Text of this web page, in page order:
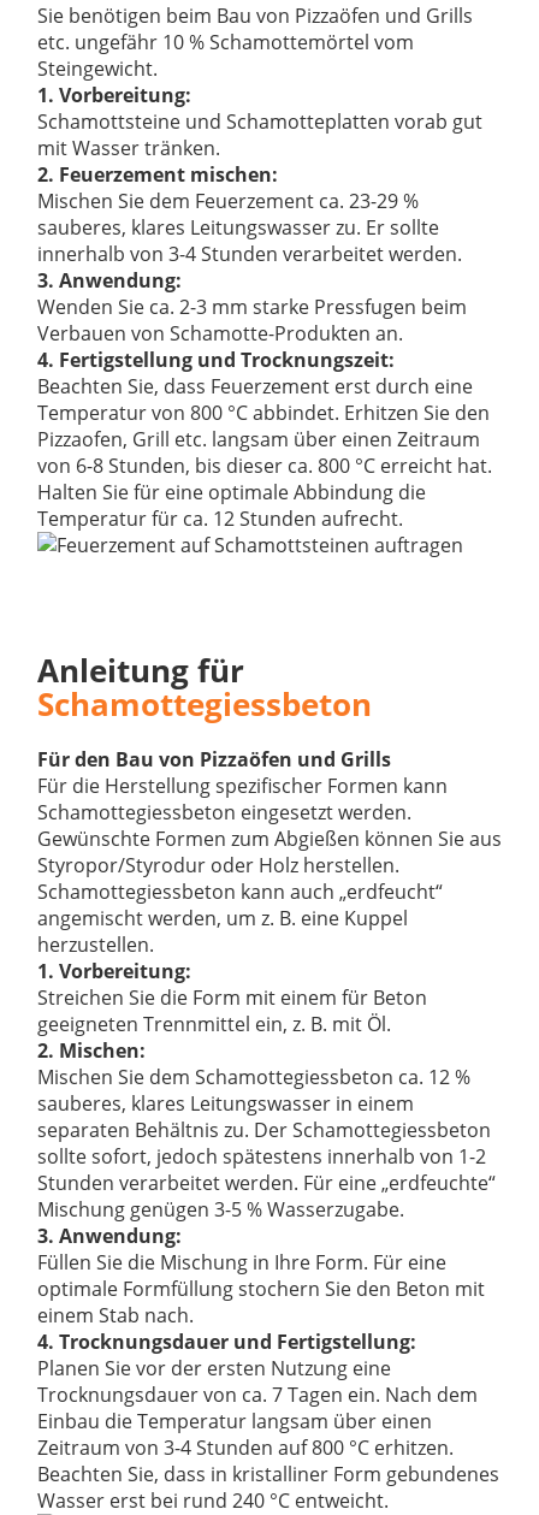
Sie benötigen beim Bau von Pizzaöfen und Grills
etc. ungefähr 10 % Schamottemörtel vom
Steingewicht.
1. Vorbereitung:
Schamottsteine und Schamotteplatten vorab gut
mit Wasser tränken.
2. Feuerzement mischen:
Mischen Sie dem Feuerzement ca. 23-29 %
sauberes, klares Leitungswasser zu. Er sollte
innerhalb von 3-4 Stunden verarbeitet werden.
3. Anwendung:
Wenden Sie ca. 2-3 mm starke Pressfugen beim
Verbauen von Schamotte-Produkten an.
4. Fertigstellung und Trocknungszeit:
Beachten Sie, dass Feuerzement erst durch eine
Temperatur von 800 °C abbindet. Erhitzen Sie den
Pizzaofen, Grill etc. langsam über einen Zeitraum
von 6-8 Stunden, bis dieser ca. 800 °C erreicht hat.
Halten Sie für eine optimale Abbindung die
Temperatur für ca. 12 Stunden aufrecht.
Anleitung für
Schamottegiessbeton
Für den Bau von Pizzaöfen und Grills
Für die Herstellung spezifischer Formen kann
Schamottegiessbeton eingesetzt werden.
Gewünschte Formen zum Abgießen können Sie aus
Styropor/Styrodur oder Holz herstellen.
Schamottegiessbeton kann auch „erdfeucht“
angemischt werden, um z. B. eine Kuppel
herzustellen.
1. Vorbereitung:
Streichen Sie die Form mit einem für Beton
geeigneten Trennmittel ein, z. B. mit Öl.
2. Mischen:
Mischen Sie dem Schamottegiessbeton ca. 12 %
sauberes, klares Leitungswasser in einem
separaten Behältnis zu. Der Schamottegiessbeton
sollte sofort, jedoch spätestens innerhalb von 1-2
Stunden verarbeitet werden. Für eine „erdfeuchte“
Mischung genügen 3-5 % Wasserzugabe.
3. Anwendung:
Füllen Sie die Mischung in Ihre Form. Für eine
optimale Formfüllung stochern Sie den Beton mit
einem Stab nach.
4. Trocknungsdauer und Fertigstellung:
Planen Sie vor der ersten Nutzung eine
Trocknungsdauer von ca. 7 Tagen ein. Nach dem
Einbau die Temperatur langsam über einen
Zeitraum von 3-4 Stunden auf 800 °C erhitzen.
Beachten Sie, dass in kristalliner Form gebundenes
Wasser erst bei rund 240 °C entweicht.